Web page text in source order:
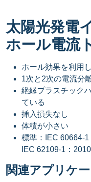
太陽光発電
ホール電流
ホール効果を利用
1次と2次の電流分
絶縁プラスチック
ている
挿入損失なし
体積が小さい
標準：IEC 60664-1
IEC 62109-1：2010
関連アプリケ